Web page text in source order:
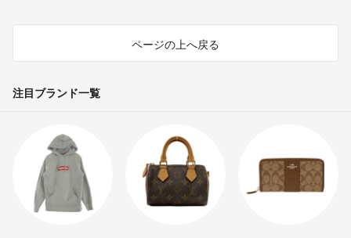
ページの上へ戻る
注目ブランド一覧